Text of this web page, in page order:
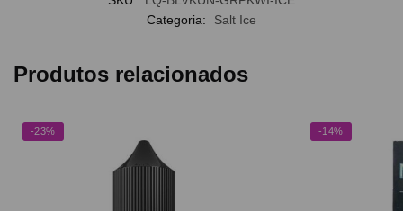
Categoria:
Salt Ice
Produtos relacionados
-23% -14%